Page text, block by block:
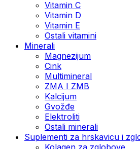
Vitamin C
Vitamin D
Vitamin E
Ostali vitamini
Minerali
Magnezijum
Cink
Multimineral
ZMA I ZMB
Kalcijum
Gvožđe
Elektroliti
Ostali minerali
Suplementi za hrskavicu i
Kolagen za zglobove